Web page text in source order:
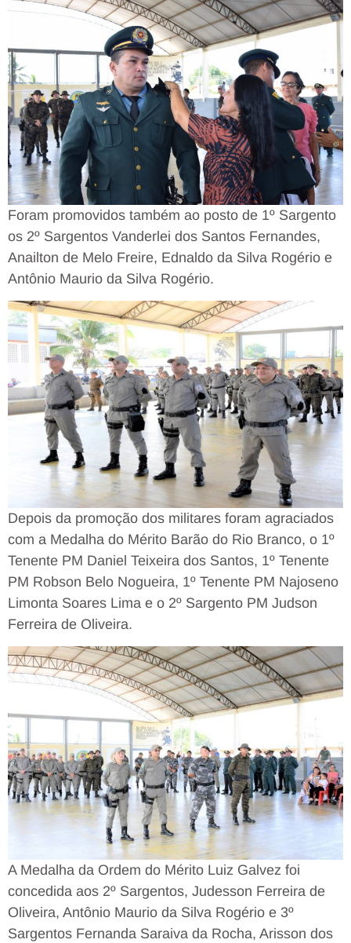
Foram promovidos também ao posto de 1º Sargento
os 2º Sargentos Vanderlei dos Santos Fernandes,
Anailton de Melo Freire, Ednaldo da Silva Rogério e
Antônio Maurio da Silva Rogério.
Depois da promoção dos militares foram agraciados
com a Medalha do Mérito Barão do Rio Branco, o 1º
Tenente PM Daniel Teixeira dos Santos, 1º Tenente
PM Robson Belo Nogueira, 1º Tenente PM Najoseno
Limonta Soares Lima e o 2º Sargento PM Judson
Ferreira de Oliveira.
A Medalha da Ordem do Mérito Luiz Galvez foi
concedida aos 2º Sargentos, Judesson Ferreira de
Oliveira, Antônio Maurio da Silva Rogério e 3º
Sargentos Fernanda Saraiva da Rocha, Arisson dos